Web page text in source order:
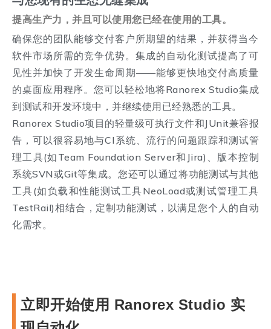
提高生产力，并且可以使用您已经在使用的工具。
确保您的团队能够交付客户所期望的结果，并获得当今
软件市场所需的竞争优势。集成的自动化测试提高了可
见性并加快了开发生命周期——能够更快地交付高质量
的桌面应用程序。您可以轻松地将Ranorex Studio集成
到测试和开发环境中，并继续使用已经熟悉的工具。
Ranorex Studio项目的轻量级可执行文件和JUnit兼容报
告，可以很容易地与CI系统、流行的问题跟踪和测试管
理工具(如Team Foundation Server和Jira)、版本控制
系统SVN或Git等集成。您还可以通过将功能测试与其他
工具(如负载和性能测试工具NeoLoad或测试管理工具
TestRail)相结合，定制功能测试，以满足您个人的自动
化需求。
立即开始使用 Ranorex Studio 实